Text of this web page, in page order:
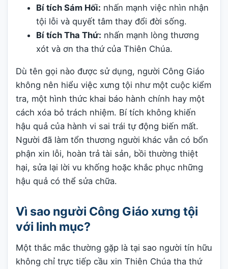
Bí tích Sám Hối: nhấn mạnh việc nhìn nhận
tội lỗi và quyết tâm thay đổi đời sống.
Bí tích Tha Thứ: nhấn mạnh lòng thương
xót và ơn tha thứ của Thiên Chúa.
Dù tên gọi nào được sử dụng, người Công Giáo
không nên hiểu việc xưng tội như một cuộc kiểm
tra, một hình thức khai báo hành chính hay một
cách xóa bỏ trách nhiệm. Bí tích không khiến
hậu quả của hành vi sai trái tự động biến mất.
Người đã làm tổn thương người khác vẫn có bổn
phận xin lỗi, hoàn trả tài sản, bồi thường thiệt
hại, sửa lại lời vu khống hoặc khắc phục những
hậu quả có thể sửa chữa.
Vì sao người Công Giáo xưng tội
với linh mục?
Một thắc mắc thường gặp là tại sao người tín hữu
không chỉ trực tiếp cầu xin Thiên Chúa tha thứ